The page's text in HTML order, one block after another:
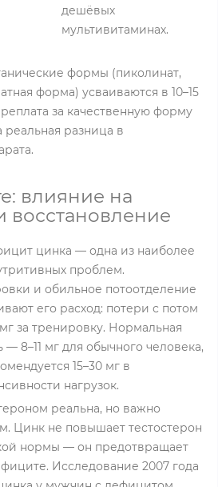
дешёвых
мультивитаминах.
формы (пиколинат,
форма) усваиваются в 10–15
за качественную форму
разница в
влияние на
восстановление
цинка — одна из наиболее
проблем.
и обильное потоотделение
его расход: потери с потом
мг за тренировку. Нормальная
— 8–11 мг для обычного человека,
15–30 мг в
нагрузок.
реальна, но важно
Цинк не повышает тестостерон
нормы — он предотвращает
Исследование 2007 года